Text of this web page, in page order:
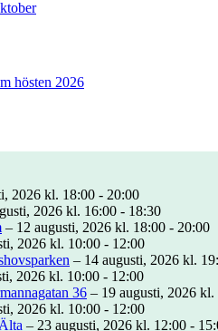
hösten 2026
2026 kl. 18:00 - 20:00
2026 kl. 16:00 - 18:30
– 12 augusti, 2026 kl. 18:00 - 20:00
2026 kl. 10:00 - 12:00
– 14 augusti, 2026 kl.
2026 kl. 10:00 - 12:00
36 – 19 augusti, 2026
2026 kl. 10:00 - 12:00
– 23 augusti, 2026 kl. 12:00 -